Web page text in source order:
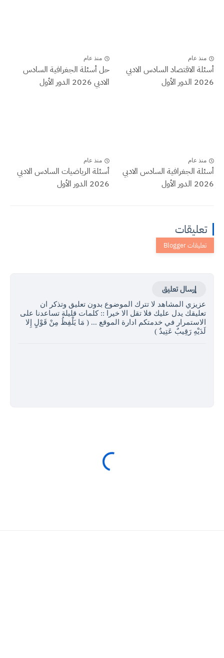
منذ عام
أسئلة الاقتصاد السادس الادبي
2026 الدور الأول
منذ عام
حل أسئلة الجغرافية السادس
الادبي 2026 الدور الأول
منذ عام
أسئلة الجغرافية السادس الادبي
2026 الدور الأول
منذ عام
أسئلة الرياضيات السادس الادبي
2026 الدور الأول
تعليقات
إرسال تعليق
عزيزي المشاهد لا تترك الموضوع بدون تعليق وتذكر ان
تعليقك يدل عليك فلا تقل الا خيرا :: كلمات قليلة تساعدنا على
الاستمرار في خدمتكم ادارة الموقع ... ( مَا يَلْفِظُ مِنْ قَوْلٍ إِلا
لَدَيْهِ رَقِيبٌ عَتِيدٌ )